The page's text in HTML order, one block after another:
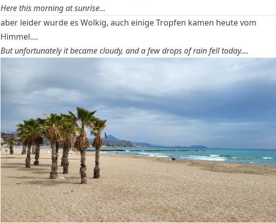
Here this morning at sunrise...
aber leider wurde es Wolkig, auch einige Tropfen kamen heute vom
Himmel....
But unfortunately it became cloudy, and a few drops of rain fell today....